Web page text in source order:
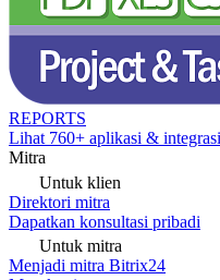
REPORTS
Lihat 760+ aplikasi & integrasi
Mitra
Untuk klien
Direktori mitra
Dapatkan konsultasi pribadi
Untuk mitra
Menjadi mitra Bitrix24